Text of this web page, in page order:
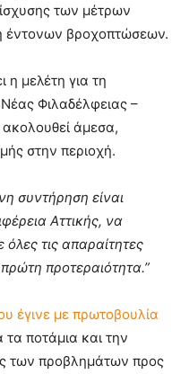
των μέτρων
έντονων βροχοπτώσεων.
μελέτη για τη
Φιλαδέλφειας –
άμεσα,
στην περιοχή.
συντήρηση είναι
Αττικής, να
τις απαραίτητες
προτεραιότητα.”
έγινε με πρωτοβουλία
τα ποτάμια και την
των προβλημάτων προς